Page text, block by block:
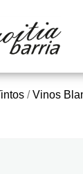
/Vinos